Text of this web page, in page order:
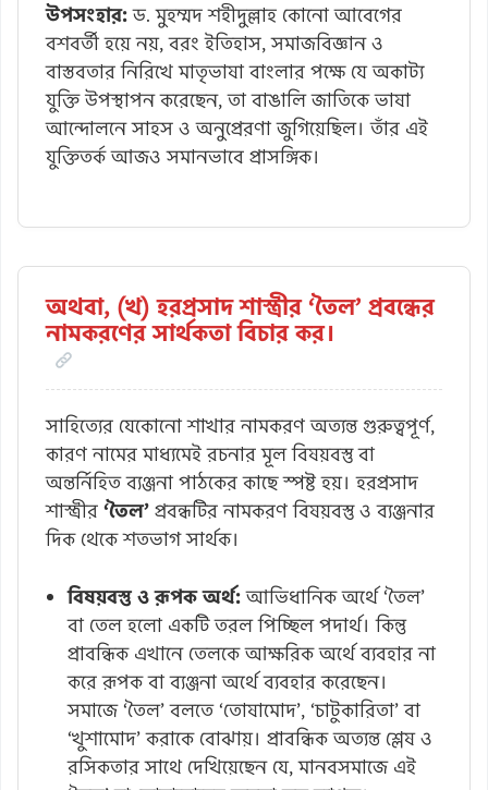
উপসংহার:ড. মুহম্মদ শহীদুল্লাহ কোনো আবেগের
বশবর্তী হয়ে নয়, বরং ইতিহাস, সমাজবিজ্ঞান ও
বাস্তবতার নিরিখে মাতৃভাষা বাংলার পক্ষে যে অকাট্য
যুক্তি উপস্থাপন করেছেন, তা বাঙালি জাতিকে ভাষা
আন্দোলনে সাহস ও অনুপ্রেরণা জুগিয়েছিল। তাঁর এই
যুক্তিতর্ক আজও সমানভাবে প্রাসঙ্গিক।
অথবা, (খ) হরপ্রসাদ শাস্ত্রীর ‘তৈল’ প্রবন্ধের
নামকরণের সার্থকতা বিচার কর।
সাহিত্যের যেকোনো শাখার নামকরণ অত্যন্ত গুরুত্বপূর্ণ,
কারণ নামের মাধ্যমেই রচনার মূল বিষয়বস্তু বা
অন্তর্নিহিত ব্যঞ্জনা পাঠকের কাছে স্পষ্ট হয়। হরপ্রসাদ
শাস্ত্রীর ‘তৈল’ প্রবন্ধটির নামকরণ বিষয়বস্তু ও ব্যঞ্জনার
দিক থেকে শতভাগ সার্থক।
বিষয়বস্তু ও রূপক অর্থ:আভিধানিক অর্থে ‘তৈল’
বা তেল হলো একটি তরল পিচ্ছিল পদার্থ। কিন্তু
প্রাবন্ধিক এখানে তেলকে আক্ষরিক অর্থে ব্যবহার না
করে রূপক বা ব্যঞ্জনা অর্থে ব্যবহার করেছেন।
সমাজে ‘তৈল’ বলতে ‘তোষামোদ’, ‘চাটুকারিতা’ বা
‘খুশামোদ’ করাকে বোঝায়। প্রাবন্ধিক অত্যন্ত শ্লেষ ও
রসিকতার সাথে দেখিয়েছেন যে, মানবসমাজে এই